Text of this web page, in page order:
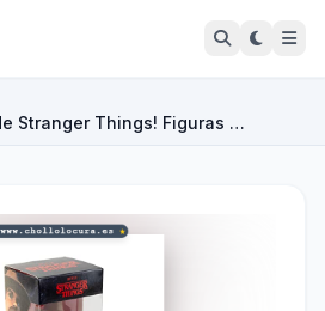
Stranger Things! Figuras …